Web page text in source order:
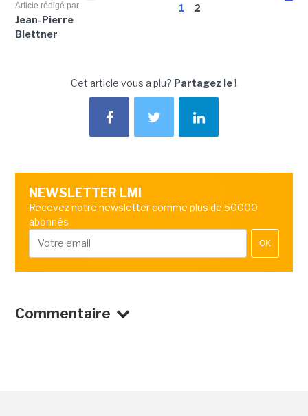
1 2
Article rédigé par
Jean-Pierre
Blettner
Cet article vous a plu? Partagez le !
NEWSLETTER LMI
Recevez notre newsletter comme plus de 50000
abonnés
OK
Commentaire